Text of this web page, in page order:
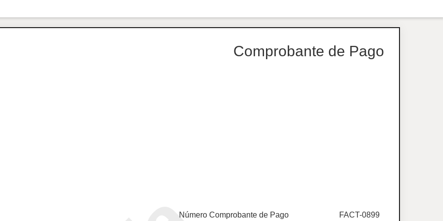
Comprobante de Pago
Número Comprobante de Pago FACT-0899